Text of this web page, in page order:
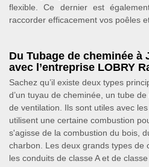
flexible. Ce dernier est
raccorder efficacement vos poêles
Du Tubage de cheminée à
avec l’entreprise LOBRY
Sachez qu’il existe deux types
d’un tuyau de cheminée, un tube
de ventilation. Ils sont utiles avec
utilisent une certaine combustion
s'agisse de la combustion du bois,
charbon. Les deux grands types de
les conduits de classe A et de